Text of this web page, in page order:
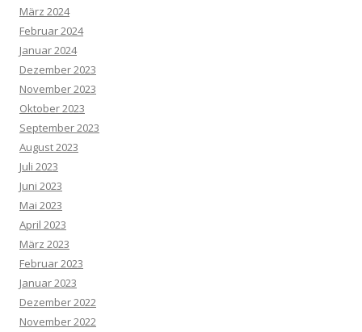
März 2024
Februar 2024
Januar 2024
Dezember 2023
November 2023
Oktober 2023
September 2023
August 2023
Juli 2023
Juni 2023
Mai 2023
April 2023
März 2023
Februar 2023
Januar 2023
Dezember 2022
November 2022